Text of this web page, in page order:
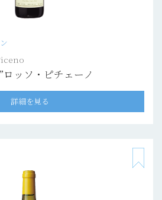
ッソ・ピチェーノ
詳細を見る